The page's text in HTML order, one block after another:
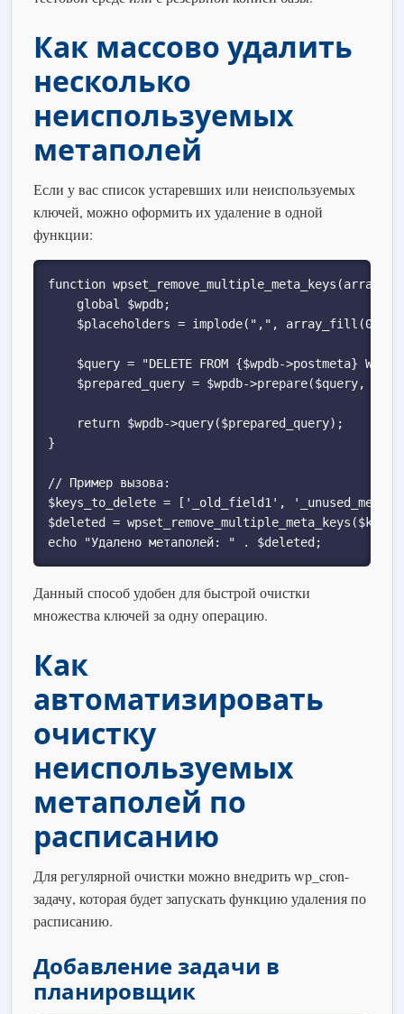
Как массово удалить
несколько
неиспользуемых
метаполей
Если у вас список устаревших или неиспользуемых
ключей, можно оформить их удаление в одной
функции:
function wpset_remove_multiple_meta_keys(array
    global $wpdb;
$placeholders = implode(",", array_fill(0,
$query = "DELETE FROM {$wpdb->postmeta}
$prepared_query = $wpdb->prepare($query,
    return $wpdb->query($prepared_query);
}
// Пример вызова:
$keys_to_delete = ['_old_field1',
$deleted =
echo "Удалено метаполей: " . $deleted;
Данный способ удобен для быстрой очистки
множества ключей за одну операцию.
Как
автоматизировать
очистку
неиспользуемых
метаполей по
расписанию
Для регулярной очистки можно внедрить wp_cron-
задачу, которая будет запускать функцию удаления по
расписанию.
Добавление задачи в
планировщик